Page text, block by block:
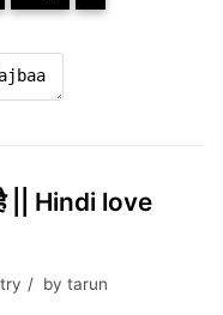
है || Hindi love
by tarun